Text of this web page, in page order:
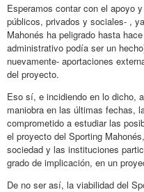
Esperamos contar con el apoyo
públicos, privados y sociales- ,
Mahonés ha peligrado hasta
administrativo podía ser un
nuevamente- aportaciones
del proyecto.
Eso sí, e incidiendo en lo dicho,
maniobra en las últimas fechas,
comprometido a estudiar las
el proyecto del Sporting
sociedad y las instituciones
grado de implicación, en un
De no ser así, la viabilidad del